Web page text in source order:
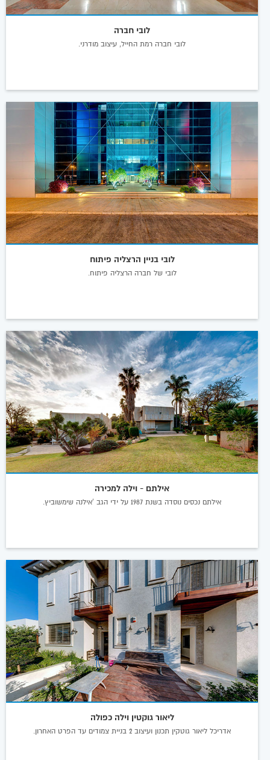
לובי חברה
לובי חברה רמת החייל, עיצוב מודרני.
לובי בניין הרצליה פיתוח
לובי של חברה הרצליה פיתוח.
אילתם - וילה למכירה
אילתם נכסים נוסדה בשנת 1987 על ידי הגב 'אילנה שימשוביץ.
ליאור גוקטין וילה כפולה
אדריכל ליאור גוטקין תכנון ועיצוב 2 בניית צמודים עד הפרט האחרון.